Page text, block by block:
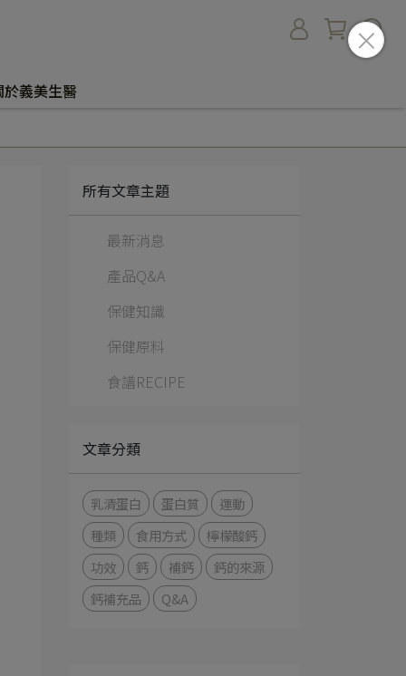
於義美生醫
所有文章主題
最新消息
產品Q&A
保健知識
保健原料
食譜RECIPE
文章分類
乳清蛋白 蛋白質
運動
種類
食用方式
檸檬酸鈣
功效
鈣 補鈣
鈣的來源
鈣補充品
Q&A